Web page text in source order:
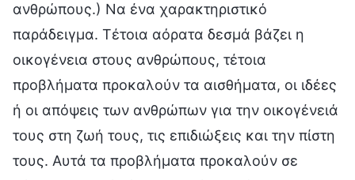
ανθρώπους.) Να ένα χαρακτηριστικό
παράδειγμα. Τέτοια αόρατα δεσμά βάζει η
οικογένεια στους ανθρώπους, τέτοια
προβλήματα προκαλούν τα αισθήματα, οι ιδέες
ή οι απόψεις των ανθρώπων για την οικογένειά
τους στη ζωή τους, τις επιδιώξεις και την πίστη
τους. Αυτά τα προβλήματα προκαλούν σε